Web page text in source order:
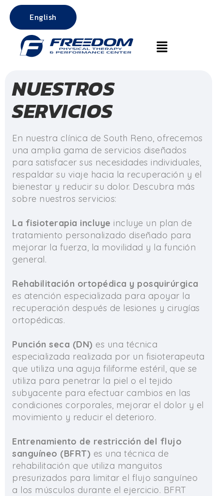
English
NUESTROS
SERVICIOS
En nuestra clínica de South Reno, ofrecemos
una amplia gama de servicios diseñados
para satisfacer sus necesidades individuales,
respaldar su viaje hacia la recuperación y el
bienestar y reducir su dolor. Descubra más
sobre nuestros servicios:
La fisioterapia incluye incluye un plan de
tratamiento personalizado diseñado para
mejorar la fuerza, la movilidad y la función
general.
Rehabilitación ortopédica y posquirúrgica
es atención especializada para apoyar la
recuperación después de lesiones y cirugías
ortopédicas.
Punción seca (DN) es una técnica
especializada realizada por un fisioterapeuta
que utiliza una aguja filiforme estéril, que se
utiliza para penetrar la piel o el tejido
subyacente para efectuar cambios en las
condiciones corporales, mejorar el dolor y el
movimiento y reducir el deterioro.
Entrenamiento de restricción del flujo
sanguíneo (BFRT) es una técnica de
rehabilitación que utiliza manguitos
presurizados para limitar el flujo sanguíneo
a los músculos durante el ejercicio. BFRT